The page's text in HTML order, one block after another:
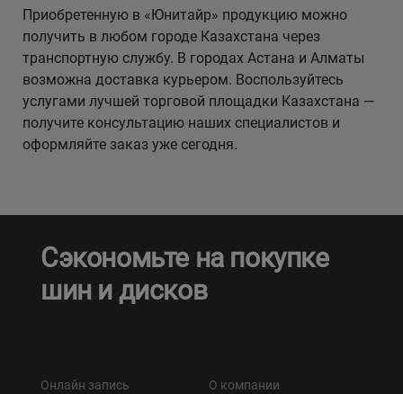
Приобретенную в «Юнитайр» продукцию можно
получить в любом городе Казахстана через
транспортную службу. В городах Астана и Алматы
возможна доставка курьером. Воспользуйтесь
услугами лучшей торговой площадки Казахстана —
получите консультацию наших специалистов и
оформляйте заказ уже сегодня.
Сэкономьте на покупке
шин и дисков
Онлайн запись
О компании